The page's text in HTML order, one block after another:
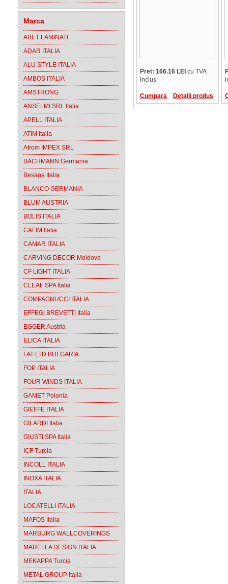
Marca
ABET LAMINATI
ADAR ITALIA
ALU STYLE ITALIA
AMBOS ITALIA
AMSTRONG
ANSELMI SRL Italia
APELL ITALIA
ATIM Italia
Atrom IMPEX SRL
BACHMANN Germania
Besana Italia
BLANCO GERMANIA
BLUM AUSTRIA
BOLIS ITALIA
CAFIM Italia
CAMAR ITALIA
CARVING DECOR Moldova
CF LIGHT ITALIA
CLEAF SPA Italia
COMPAGNUCCI ITALIA
EFFEGI BREVETTI Italia
EGGER Austria
ELICA ITALIA
FAT LTD BULGARIA
FOP ITALIA
FOUR WINDS ITALIA
GAMET Polonia
GIEFFE ITALIA
GILARDI Italia
GIUSTI SPA Italia
ICF Turcia
INCOLL ITALIA
INOXA ITALIA
ITALIA
LOCATELLI ITALIA
MAFOS Italia
MARBURG WALLCOVERINGS
MARELLA DESIGN ITALIA
MEKAPPA Turcia
METAL GROUP Italia
Pret: 166.16 LEI cu TVA
inclus
Cumpara Detalii produs